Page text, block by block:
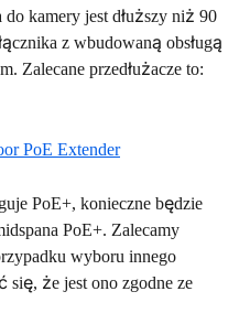
do kamery jest dłuższy niż 90
z wbudowaną obsługą
Zalecane przedłużacze to:
PoE Extender
PoE+, konieczne będzie
PoE+. Zalecamy
wyboru innego
się, że jest ono zgodne ze